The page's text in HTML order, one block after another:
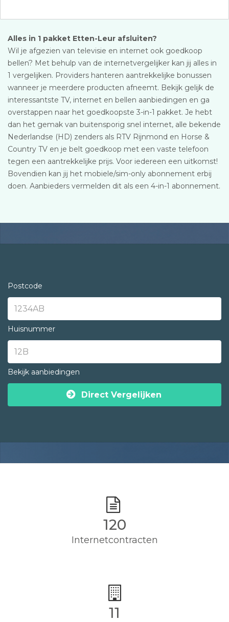
Alles in 1 pakket Etten-Leur afsluiten?
Wil je afgezien van televisie en internet ook goedkoop
bellen? Met behulp van de internetvergelijker kan jij alles in
1 vergelijken. Providers hanteren aantrekkelijke bonussen
wanneer je meerdere producten afneemt. Bekijk gelijk de
interessantste TV, internet en bellen aanbiedingen en ga
overstappen naar het goedkoopste 3-in-1 pakket. Je hebt
dan het gemak van buitensporig snel internet, alle bekende
Nederlandse (HD) zenders als RTV Rijnmond en Horse &
Country TV en je belt goedkoop met een vaste telefoon
tegen een aantrekkelijke prijs. Voor iedereen een uitkomst!
Bovendien kan jij het mobiele/sim-only abonnement erbij
doen. Aanbieders vermelden dit als een 4-in-1 abonnement.
Postcode
Huisnummer
Bekijk aanbiedingen
Direct Vergelijken
120
Internetcontracten
11